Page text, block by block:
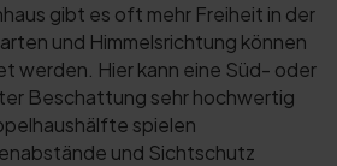
gibt es oft mehr Freiheit in der
und Himmelsrichtung können
werden. Hier kann eine Süd- oder
Beschattung sehr hochwertig
spielen
und Sichtschutz